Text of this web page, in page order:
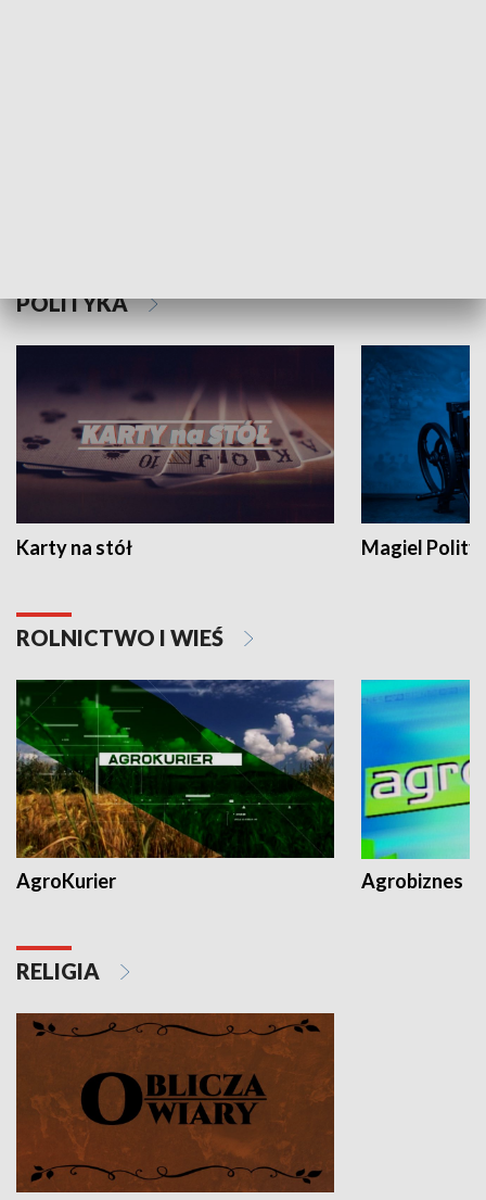
POLITYKA
Karty na stół Magiel
ROLNICTWO I WIEŚ
AgroKurier Agrobiznes
RELIGIA